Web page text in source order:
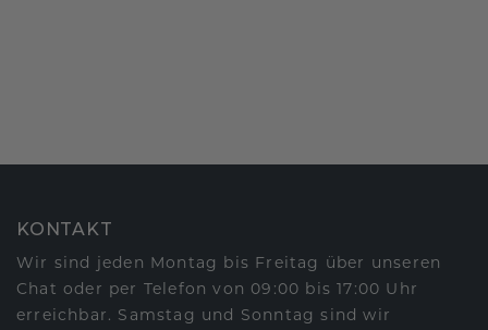
KONTAKT
Wir sind jeden Montag bis Freitag über unseren
Chat oder per Telefon von 09:00 bis 17:00 Uhr
erreichbar. Samstag und Sonntag sind wir